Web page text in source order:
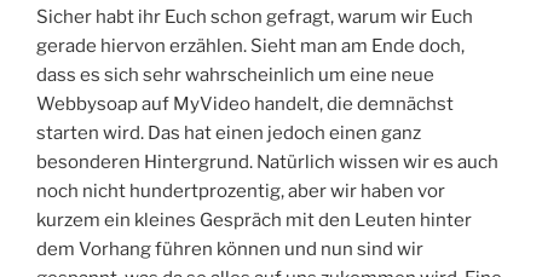
Sicher habt ihr Euch schon gefragt, warum wir Euch
gerade hiervon erzählen. Sieht man am Ende doch,
dass es sich sehr wahrscheinlich um eine neue
Webbysoap auf MyVideo handelt, die demnächst
starten wird. Das hat einen jedoch einen ganz
besonderen Hintergrund. Natürlich wissen wir es auch
noch nicht hundertprozentig, aber wir haben vor
kurzem ein kleines Gespräch mit den Leuten hinter
dem Vorhang führen können und nun sind wir